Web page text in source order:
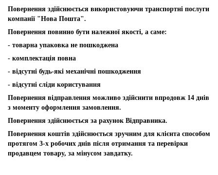
Повернення здійснюється використовуючи транспортні послуги
компанії "Нова Пошта".
Повернення повинно бути належної якості, а саме:
- товарна упаковка не пошкоджена
- комплектація повна
- відсутні будь-які механічні пошкодження
- відсутні сліди користування
Повернення відправлення можливо здійснити впродовж 14 днів
з моменту оформлення замовлення.
Повернення здійснюється за рахунок Відправника.
Повернення коштів здійснюється зручним для клієнта способом
протягом 3-х робочих днів після отримання та перевірки
продавцем товару, за мінусом завдатку.